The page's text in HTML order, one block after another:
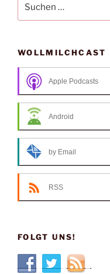
nach:
WOLLMILCHCAST
Apple Podcasts
Android
by Email
RSS
FOLGT UNS!